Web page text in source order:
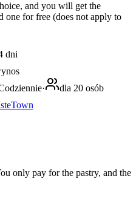
and you will get the
one for free (does not apply to
dni
·
dla 20 osób
only pay for the pastry, and the